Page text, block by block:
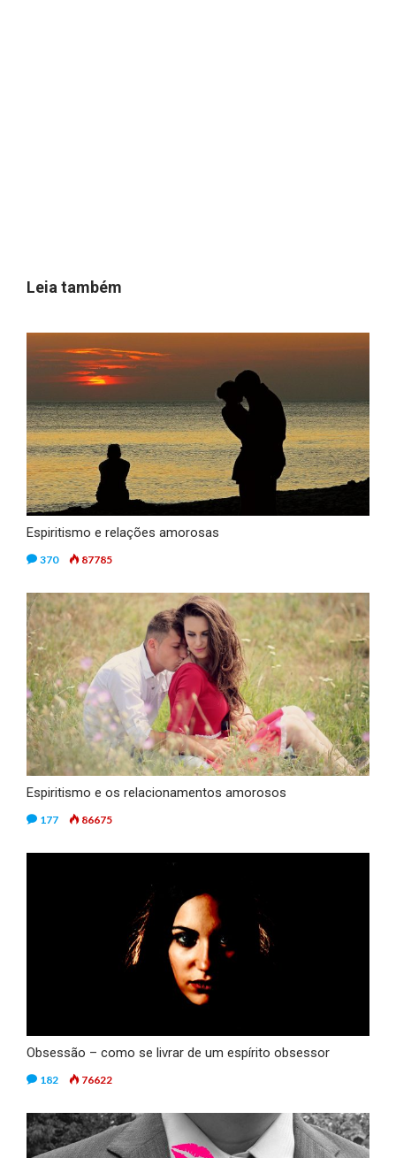
Leia também
Espiritismo e relações amorosas
370 87785
Espiritismo e os relacionamentos amorosos
177 86675
Obsessão – como se livrar de um espírito obsessor
182 76622